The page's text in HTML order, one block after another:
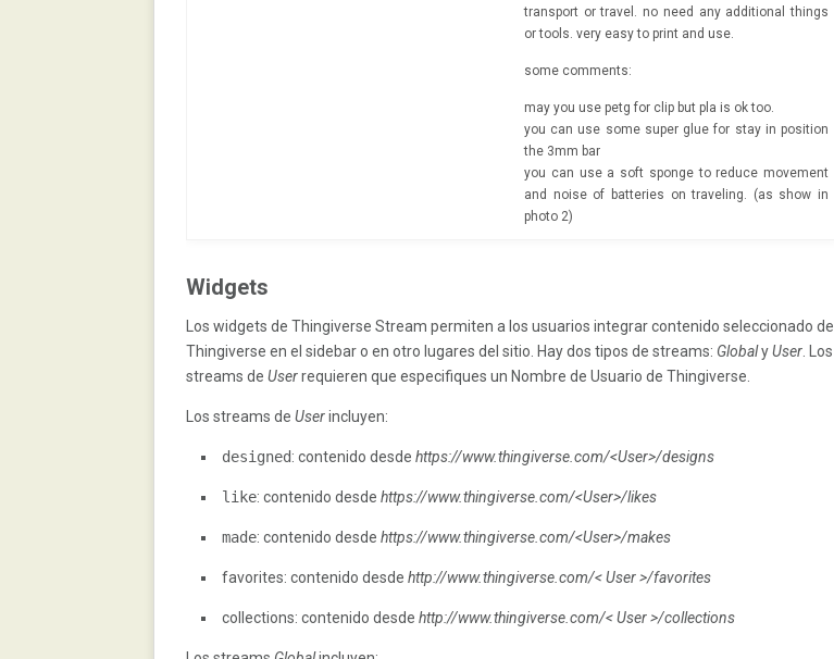
transport or travel. no need any additional things
or tools. very easy to print and use.
some comments:
may you use petg for clip but pla is ok too.
you can use some super glue for stay in position
the 3mm bar
you can use a soft sponge to reduce movement
and noise of batteries on traveling. (as show in
photo 2)
Widgets
Los widgets de Thingiverse Stream permiten a los usuarios integrar contenido seleccionado de
Thingiverse en el sidebar o en otro lugares del sitio. Hay dos tipos de streams: GlobalyUser . Los
streams de Userrequieren que especifiques un Nombre de Usuario de Thingiverse.
Los streams de Userincluyen:
designed: contenido desde https://www.thingiverse.com/<User>/designs
like: contenido desde https://www.thingiverse.com/<User>/likes
made: contenido desde https://www.thingiverse.com/<User>/makes
favorites: contenido desde http://www.thingiverse.com/< User >/favorites
collections: contenido desde http://www.thingiverse.com/< User >/collections